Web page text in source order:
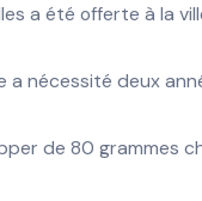
a été offerte à la
a nécessité deux
de 80 grammes